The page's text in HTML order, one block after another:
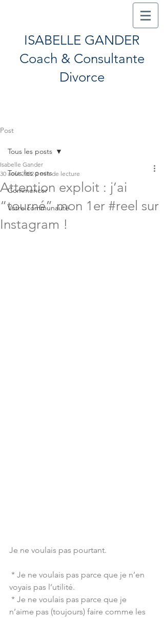
ISABELLE GANDER
Coach & Consultante
Divorce
Post
Tous les posts
Commencer
Votre communauté
Tous les posts
Attention exploit : j’ai
“tourné” mon 1er #reel sur
Instagram !
Isabelle Gander
30 août 2022 2 min de lecture
Je ne voulais pas pourtant.
voyais pas l’utilité.
n’aime pas (toujours) faire comme les